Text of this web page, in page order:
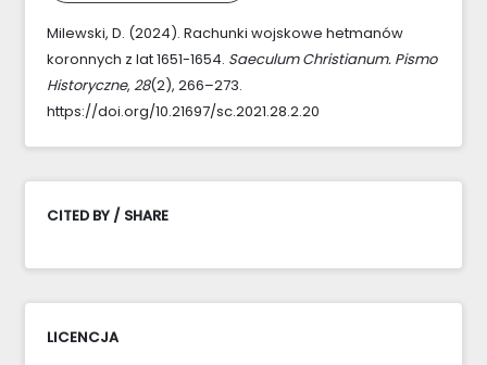
Milewski, D. (2024). Rachunki wojskowe hetmanów
koronnych z lat 1651-1654. Saeculum Christianum. Pismo
Historyczne, 28(2), 266–273.
https://doi.org/10.21697/sc.2021.28.2.20
CITED BY / SHARE
LICENCJA